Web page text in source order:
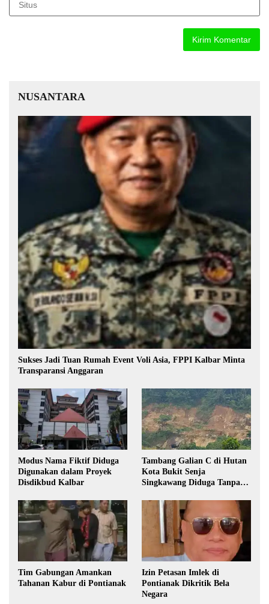
NUSANTARA
Sukses Jadi Tuan Rumah Event Voli Asia, FPPI Kalbar Minta
Transparansi Anggaran
Modus Nama Fiktif Diduga
Digunakan dalam Proyek
Disdikbud Kalbar
Tambang Galian C di Hutan
Kota Bukit Senja
Singkawang Diduga Tanpa
Tim Gabungan Amankan
Tahanan Kabur di Pontianak
Izin Petasan Imlek di
Pontianak Dikritik Bela
Negara